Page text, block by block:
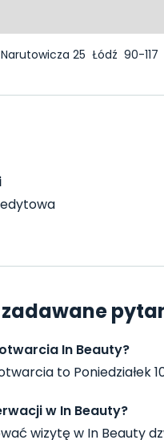
25 Łódź 90-117
In Beauty?
to Poniedziałek
w In Beauty?
wizytę w In Beauty